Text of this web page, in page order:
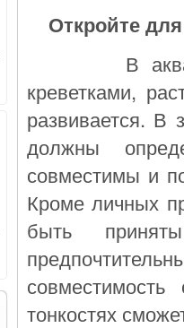
Откройте
В
креветками,
развивается. В
должны
совместимы и
Кроме личных
быть
тонкостях